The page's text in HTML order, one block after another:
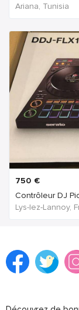
Ariana, Tunisia
750 €
Contrôleur DJ
Lys-lez-Lannoy,